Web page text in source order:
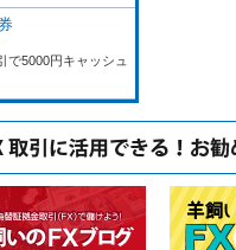
で5000円キャッシュ